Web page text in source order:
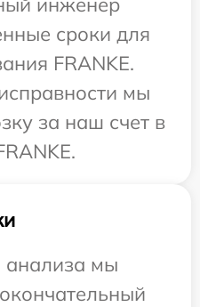
сроки для
FRANKE.
мы
за наш счет в
анализа мы